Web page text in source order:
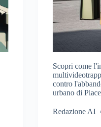
Scopri come
contro
urbano di
Redazione AI